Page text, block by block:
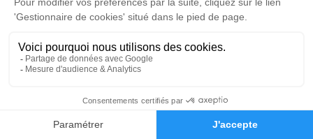
Faire-part Hommages
Je rends hommage
Cérémonie civile
Cimetière Berquen d'Outreau
62230 Outreau